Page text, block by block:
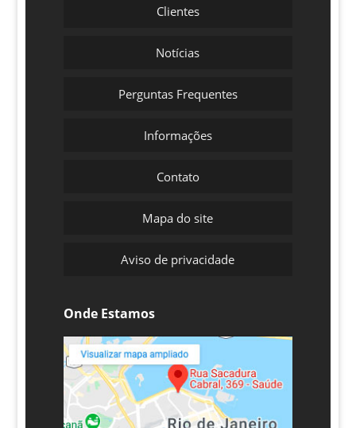
Clientes
Notícias
Perguntas Frequentes
Informações
Contato
Mapa do site
Aviso de privacidade
Onde Estamos